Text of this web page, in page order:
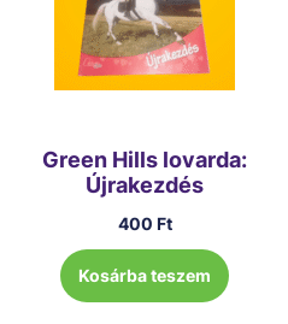
Green Hills lovarda:
Újrakezdés
400 Ft
Kosárba teszem